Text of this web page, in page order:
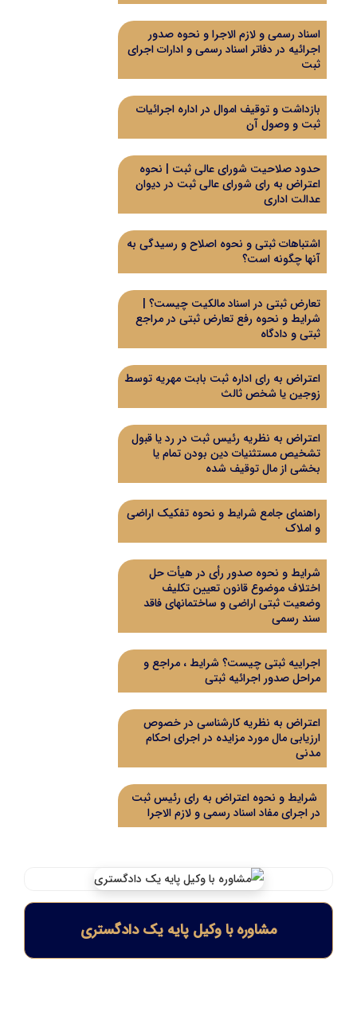
اسناد رسمی و لازم الاجرا و نحوه صدور
اجرائیه در دفاتر اسناد رسمی و ادارات اجرای
ثبت
بازداشت و توقیف اموال در اداره اجرائیات
ثبت و وصول آن
حدود صلاحیت شورای عالی ثبت | نحوه
اعتراض به رای شورای عالی ثبت در دیوان
عدالت اداری
اشتباهات ثبتی و نحوه اصلاح و رسیدگی به
آنها چگونه است؟
تعارض ثبتی در اسناد مالکیت چیست؟ |
شرایط و نحوه رفع تعارض ثبتی در مراجع
ثبتی و دادگاه
اعتراض به رای اداره ثبت بابت مهریه توسط
زوجین یا شخص ثالث
اعتراض به نظریه رئیس ثبت در رد یا قبول
تشخیص مستثنیات دین بودن تمام یا
بخشی از مال توقیف شده
راهنمای جامع شرایط و نحوه تفکیک اراضی
و املاک
شرایط و نحوه صدور رأی در هیأت حل
اختلاف موضوع قانون تعیین تکلیف
وضعیت ثبتی اراضی و ساختمانهای فاقد
سند رسمی
اجراییه ثبتی چیست؟ شرایط ، مراجع و
مراحل صدور اجرائیه ثبتی
اعتراض به نظریه کارشناسی در خصوص
ارزیابی مال مورد مزایده در اجرای احکام
مدنی
شرایط و نحوه اعتراض به رای رئیس ثبت
در اجرای مفاد اسناد رسمی و لازم الاجرا
مشاوره با وکیل پایه یک دادگستری